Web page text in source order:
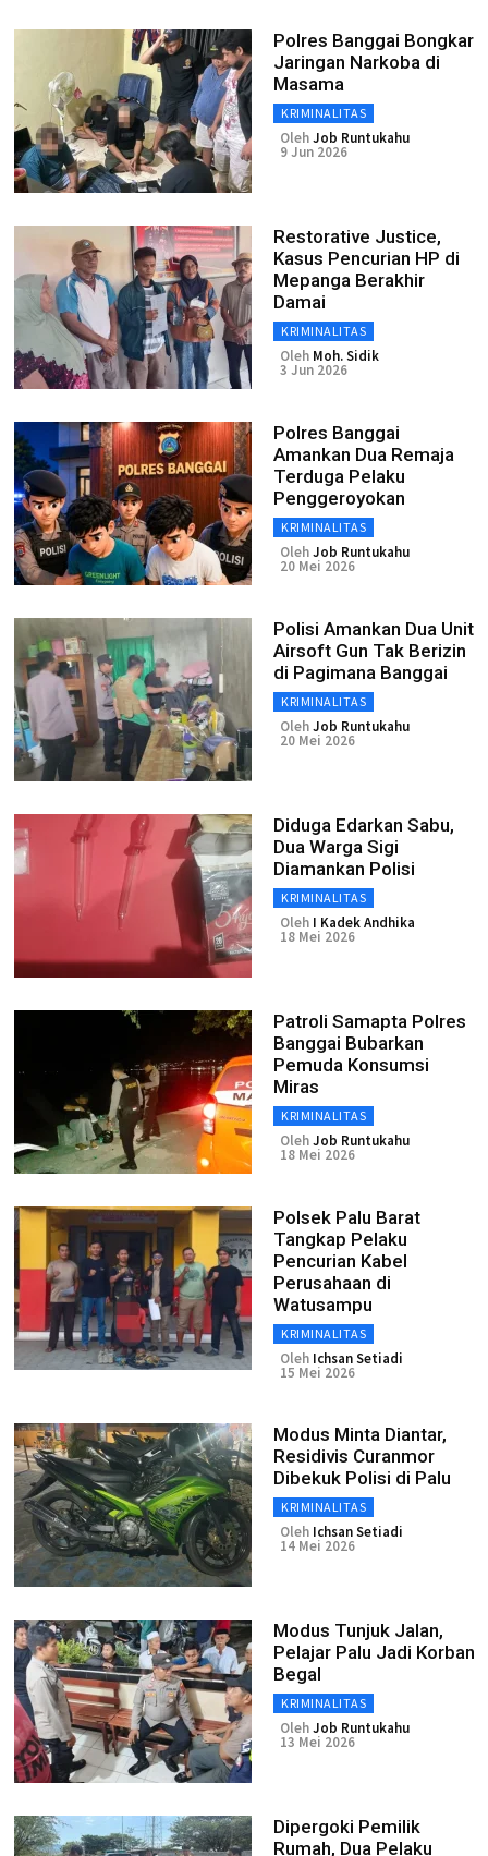
Polres Banggai Bongkar
Jaringan Narkoba di
Masama
KRIMINALITAS
OlehJob Runtukahu
9 Jun 2026
Restorative Justice,
Kasus Pencurian HP di
Mepanga Berakhir
Damai
KRIMINALITAS
Oleh Moh. Sidik
3 Jun 2026
Polres Banggai
Amankan Dua Remaja
Terduga Pelaku
Penggeroyokan
KRIMINALITAS
OlehJob Runtukahu
20 Mei 2026
Polisi Amankan Dua Unit
Airsoft Gun Tak Berizin
di Pagimana Banggai
KRIMINALITAS
OlehJob Runtukahu
20 Mei 2026
Diduga Edarkan Sabu,
Dua Warga Sigi
Diamankan Polisi
KRIMINALITAS
Oleh I Kadek Andhika
18 Mei 2026
Patroli Samapta Polres
Banggai Bubarkan
Pemuda Konsumsi
Miras
KRIMINALITAS
OlehJob Runtukahu
18 Mei 2026
Polsek Palu Barat
Tangkap Pelaku
Pencurian Kabel
Perusahaan di
Watusampu
KRIMINALITAS
Oleh Ichsan Setiadi
15 Mei 2026
Modus Minta Diantar,
Residivis Curanmor
Dibekuk Polisi di Palu
KRIMINALITAS
Oleh Ichsan Setiadi
14 Mei 2026
Modus Tunjuk Jalan,
Pelajar Palu Jadi Korban
Begal
KRIMINALITAS
OlehJob Runtukahu
13 Mei 2026
Dipergoki Pemilik
Rumah, Dua Pelaku